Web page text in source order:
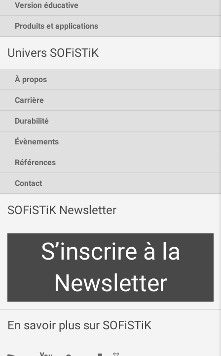
Version éducative
Produits et applications
Univers SOFiSTiK
À propos
Carrière
Durabilité
Évènements
Références
Contact
SOFiSTiK Newsletter
S’inscrire à la
Newsletter
En savoir plus sur SOFiSTiK